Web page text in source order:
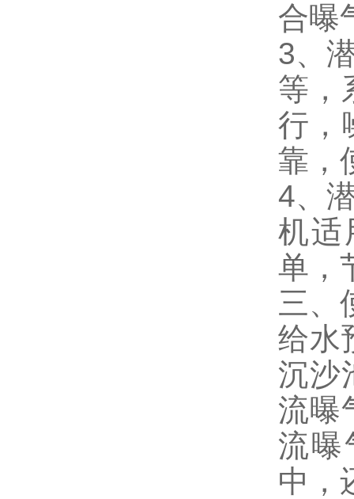
合曝
3、
等，
行，
靠，
4、
机适
单，
三、
给水
沉沙
流曝
流曝
中，